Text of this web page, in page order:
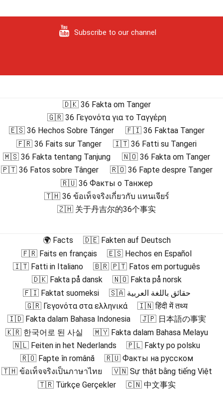
Subscribe to our channel
🇩🇰 36 Fakta om Tanger
🇬🇷 36 Γεγονότα για το Ταγγέρη
🇪🇸 36 Hechos Sobre Tánger
🇫🇮 36 Faktaa Tanger
🇫🇷 36 Faits sur Tanger
🇮🇹 36 Fatti su Tangeri
🇲🇸 36 Fakta tentang Tanjung
🇳🇴 36 Fakta om Tanger
🇵🇹 36 Fatos sobre Tânger
🇷🇴 36 Fapte despre Tanger
🇷🇺 36 Факты о Танжер
🇹🇭 36 ข้อเท็จจริงเกี่ยวกับ แทนเจียร์
🇿🇭 关于丹吉尔的36个事实
🌍 Facts
🇩🇪 Fakten auf Deutsch
🇫🇷 Faits en français
🇪🇸 Hechos en Español
🇮🇹 Fatti in Italiano
🇧🇷 🇵🇹 Fatos em português
🇩🇰 Fakta på dansk
🇳🇴 Fakta på norsk
🇫🇮 Faktat suomeksi
🇸🇦 حقائق باللغة العربية
🇬🇷 Γεγονότα στα ελληνικά
🇮🇳 हिंदी में तथ्य
🇮🇩 Fakta dalam Bahasa Indonesia
🇯🇵 日本語の事実
🇰🇷 한국어로 된 사실
🇲🇾 Fakta dalam Bahasa Melayu
🇳🇱 Feiten in het Nederlands
🇵🇱 Fakty po polsku
🇷🇴 Fapte în română
🇷🇺 Факты на русском
🇹🇭 ข้อเท็จจริงเป็นภาษาไทย
🇻🇳 Sự thật bằng tiếng Việt
🇹🇷 Türkçe Gerçekler
🇨🇳 中文事实